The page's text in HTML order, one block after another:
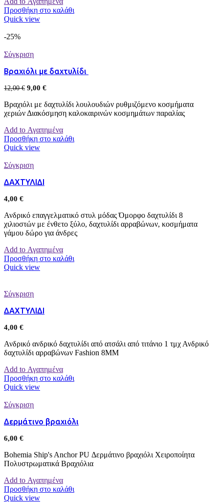
Προσθήκη στο καλάθι
Quick view
-25%
Σύγκριση
Βραχιόλι με δαχτυλίδι
12,00€ 9,00 €
Βραχιόλι με δαχτυλίδι λουλουδιών ρυθμιζόμενο κοσμήματα
χεριών Διακόσμηση καλοκαιρινών κοσμημάτων παραλίας
Add to Αγαπημένα
Προσθήκη στο καλάθι
Quick view
Σύγκριση
ΔΑΧΤΥΛΙΔΙ
4,00 €
Ανδρικό επαγγελματικό στυλ μόδας Όμορφο δαχτυλίδι 8
χιλιοστών με ένθετο ξύλο, δαχτυλίδι αρραβώνων, κοσμήματα
γάμου δώρο για άνδρες
Add to Αγαπημένα
Προσθήκη στο καλάθι
Quick view
Σύγκριση
ΔΑΧΤΥΛΙΔΙ
4,00 €
Ανδρικό ανδρικό δαχτυλίδι από ατσάλι από τιτάνιο 1 τμχ Ανδρικό
δαχτυλίδι αρραβώνων Fashion 8MM
Add to Αγαπημένα
Προσθήκη στο καλάθι
Quick view
Σύγκριση
Δερμάτινο βραχιόλι
6,00 €
Bohemia Ship's Anchor PU Δερμάτινο βραχιόλι Χειροποίητα
Πολυστρωματικά Βραχιόλια
Add to Αγαπημένα
Προσθήκη στο καλάθι
Quick view